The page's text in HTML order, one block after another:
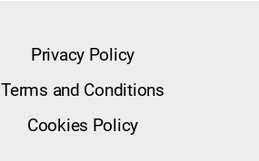
Privacy Policy
Terms and Conditions
Cookies Policy